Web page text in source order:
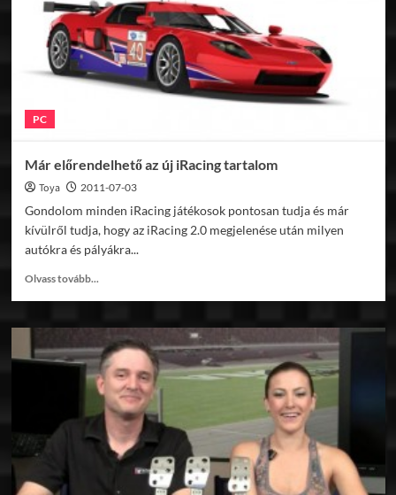
PC
Már előrendelhető az új iRacing tartalom
Toya 2011-07-03
Gondolom minden iRacing játékosok pontosan tudja és már
kívülről tudja, hogy az iRacing 2.0 megjelenése után milyen
autókra és pályákra...
Olvass tovább...
Már
előrendelhető
az
új
iRacing
tartalom